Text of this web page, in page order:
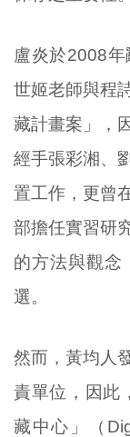
盧炎於2008
世姬老師與程
藏計畫案」，
經手張彩湘、
置工作，更曾
部擔任實習研
的方法與觀念
選。
然而，黃均人
責單位，因此
藏中心」（